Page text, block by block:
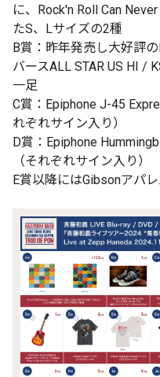
に、Rock'n Roll Can
たS、Lサイズの2種
B賞：昨年発売し大好評
バースALL STAR US HI /
一足
C賞：Epiphone J-45
れぞれサイン入り）
D賞：Epiphone
（それぞれサイン入り）
E賞以降にはGibsonアパ